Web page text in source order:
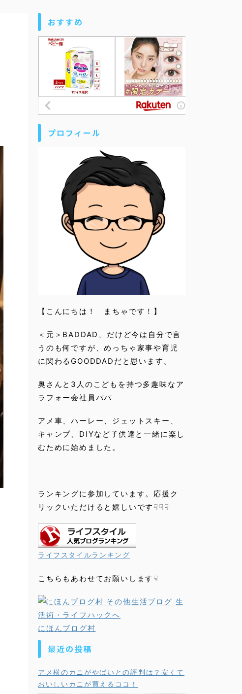
おすすめ
プロフィール
【こんにちは！ まちゃです！】
＜元＞BADDAD、だけど今は自分で言
うのも何ですが、めっちゃ家事や育児
に関わるGOODDADだと思います。
奥さんと3人のこどもを持つ多趣味なア
ラフォー会社員パパ
アメ車、ハーレー、ジェットスキー、
キャンプ、DIYなど子供達と一緒に楽し
むために始めました。
ランキングに参加しています。応援ク
リックいただけると嬉しいです☟☟☟
ライフスタイルランキング
こちらもあわせてお願いします☟
にほんブログ村
最近の投稿
アメ横のカニがやばいとの評判は？安くて
おいしいカニが買えるココ！